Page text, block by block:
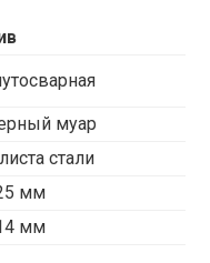
муар
стали
мм
мм